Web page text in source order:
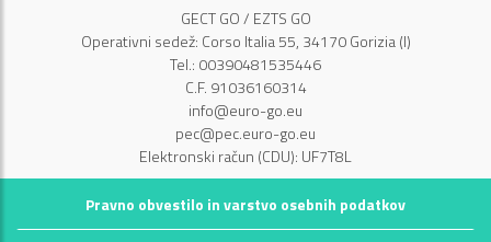
GECT GO / EZTS GO
Operativni sedež: Corso Italia 55, 34170 Gorizia (I)
Tel.: 00390481535446
C.F. 91036160314
info@euro-go.eu
pec@pec.euro-go.eu
Elektronski račun (CDU): UF7T8L
Pravno obvestilo in varstvo osebnih podatkov